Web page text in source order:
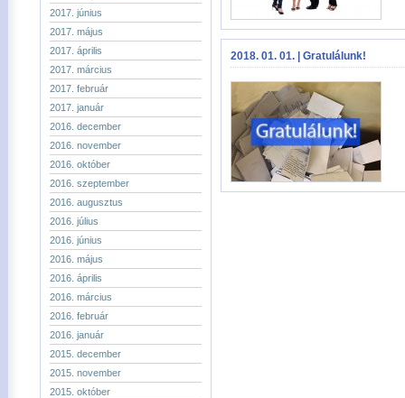
2017. június
2017. május
2017. április
2017. március
2017. február
2017. január
2016. december
2016. november
2016. október
2016. szeptember
2016. augusztus
2016. július
2016. június
2016. május
2016. április
2016. március
2016. február
2016. január
2015. december
2015. november
2015. október
2018. 01. 01. | Gratulálunk!